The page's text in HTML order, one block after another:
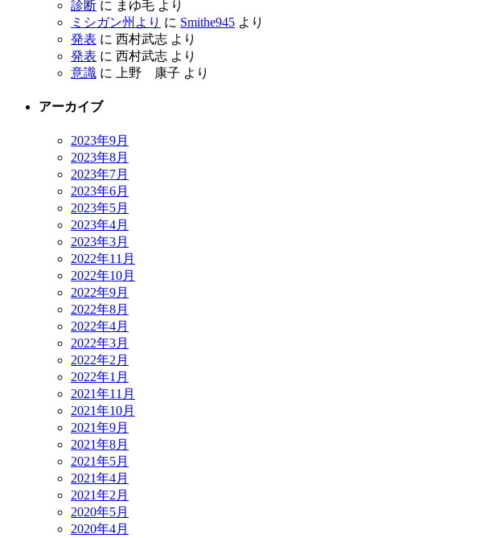
診断 に まゆ毛 より
ミシガン州より に Smithe945 より
発表 に 西村武志 より
発表 に 西村武志 より
意識 に 上野 康子 より
アーカイブ
2023年9月
2023年8月
2023年7月
2023年6月
2023年5月
2023年4月
2023年3月
2022年11月
2022年10月
2022年9月
2022年8月
2022年4月
2022年3月
2022年2月
2022年1月
2021年11月
2021年10月
2021年9月
2021年8月
2021年5月
2021年4月
2021年2月
2020年5月
2020年4月